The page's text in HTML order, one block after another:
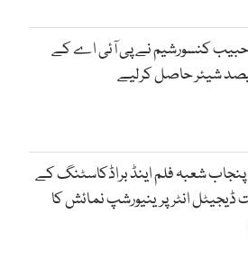
کنسورشیم نے پی آئی اے کے
شعبہ فلم اینڈ براڈکاسٹنگ کے
ڈیجیٹل انٹرپرینیورشپ نمائش کا